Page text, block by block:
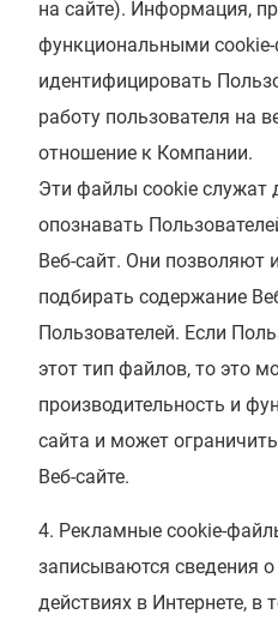
на сайте). Информация,
функциональными
идентифицировать
работу пользователя на
отношение к Компании.
Эти файлы cookie служат
опознавать
Веб-сайт. Они позволяют
подбирать содержание
Пользователей. Если
этот тип файлов, то это
производительность и
сайта и может
Веб-сайте.
Рекламные cookie-
записываются сведения о
действиях в Интернете, в